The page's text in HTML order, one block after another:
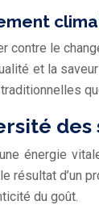
contre le
et la
des
énergie
résultat d’un
du goût.